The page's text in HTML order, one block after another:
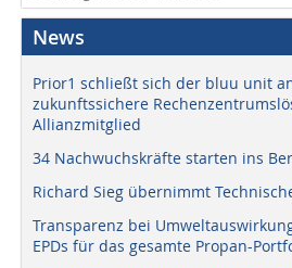
News
Prior1 schließt sich der bluu unit
zukunftssichere
Allianzmitglied
34 Nachwuchskräfte starten ins
Richard Sieg übernimmt
Transparenz bei
EPDs für das gesamte Propan-